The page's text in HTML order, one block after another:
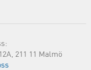
211 11 Malmö